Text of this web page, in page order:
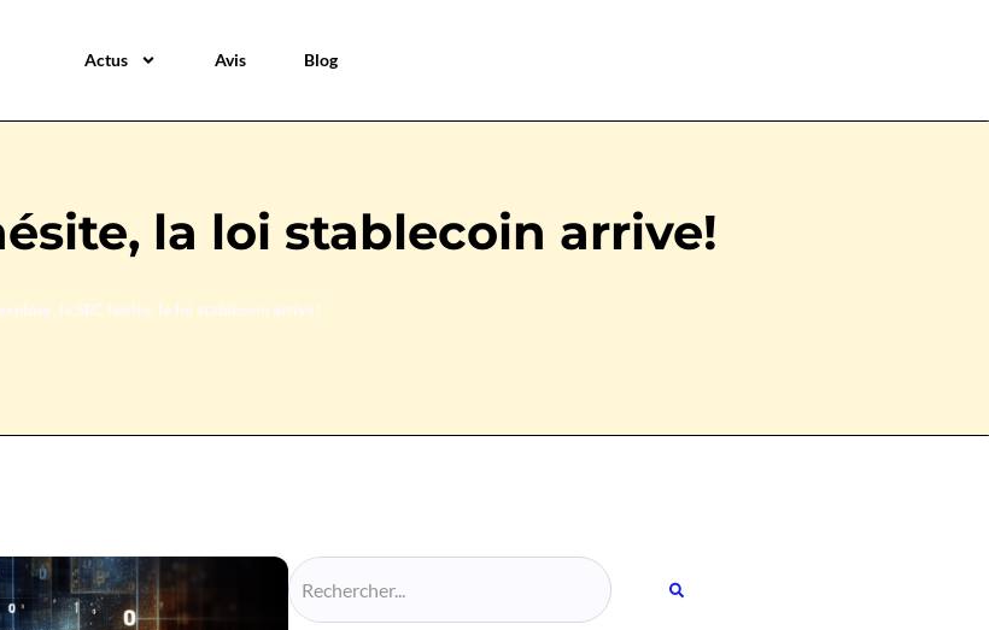
Actus Avis Blog
la loi stablecoin arrive!
la SEC hésite, la loi stablecoin arrive!